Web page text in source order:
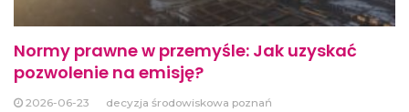
Normy prawne w przemyśle: Jak uzyskać
pozwolenie na emisję?
2026-06-23
decyzja środowiskowa poznań